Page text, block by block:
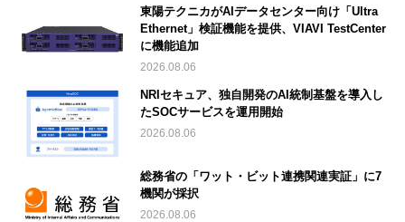
東陽テクニカがAIデータセンター向け「Ultra
Ethernet」検証機能を提供、VIAVI TestCenter
に機能追加
2026.08.06
NRIセキュア、独自開発のAI統制基盤を導入し
たSOCサービスを運用開始
2026.08.06
総務省の「ワット・ビット連携関連実証」に7
機関が採択
2026.08.06